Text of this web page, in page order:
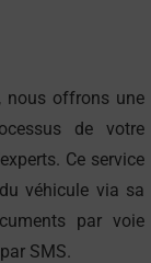
nous offrons une
de votre
Ce service
véhicule via sa
par voie
SMS.